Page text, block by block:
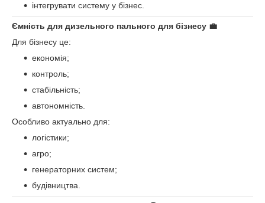
інтегрувати систему у бізнес.
Ємність для дизельного пального для бізнесу 💼
Для бізнесу це:
економія;
контроль;
стабільність;
автономність.
Особливо актуально для:
логістики;
агро;
генераторних систем;
будівництва.